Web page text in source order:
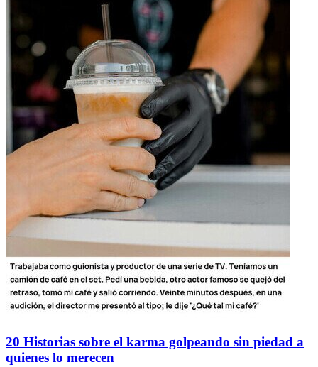
20 Historias sobre el karma golpeando sin piedad a
quienes lo merecen